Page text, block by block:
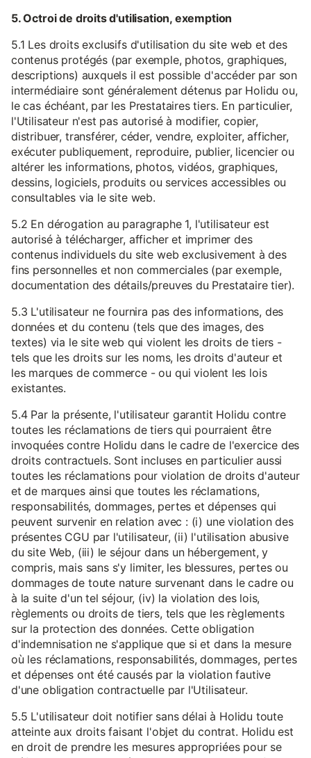
5. Octroi de droits d'utilisation, exemption
5.1 Les droits exclusifs d'utilisation du site web et des
contenus protégés (par exemple, photos, graphiques,
descriptions) auxquels il est possible d'accéder par son
intermédiaire sont généralement détenus par Holidu ou,
le cas échéant, par les Prestataires tiers. En particulier,
l'Utilisateur n'est pas autorisé à modifier, copier,
distribuer, transférer, céder, vendre, exploiter, afficher,
exécuter publiquement, reproduire, publier, licencier ou
altérer les informations, photos, vidéos, graphiques,
dessins, logiciels, produits ou services accessibles ou
consultables via le site web.
5.2 En dérogation au paragraphe 1, l'utilisateur est
autorisé à télécharger, afficher et imprimer des
contenus individuels du site web exclusivement à des
fins personnelles et non commerciales (par exemple,
documentation des détails/preuves du Prestataire tier).
5.3 L'utilisateur ne fournira pas des informations, des
données et du contenu (tels que des images, des
textes) via le site web qui violent les droits de tiers -
tels que les droits sur les noms, les droits d'auteur et
les marques de commerce - ou qui violent les lois
existantes.
5.4 Par la présente, l'utilisateur garantit Holidu contre
toutes les réclamations de tiers qui pourraient être
invoquées contre Holidu dans le cadre de l'exercice des
droits contractuels. Sont incluses en particulier aussi
toutes les réclamations pour violation de droits d'auteur
et de marques ainsi que toutes les réclamations,
responsabilités, dommages, pertes et dépenses qui
peuvent survenir en relation avec : (i) une violation des
présentes CGU par l'utilisateur, (ii) l'utilisation abusive
du site Web, (iii) le séjour dans un hébergement, y
compris, mais sans s'y limiter, les blessures, pertes ou
dommages de toute nature survenant dans le cadre ou
à la suite d'un tel séjour, (iv) la violation des lois,
règlements ou droits de tiers, tels que les règlements
sur la protection des données. Cette obligation
d'indemnisation ne s'applique que si et dans la mesure
où les réclamations, responsabilités, dommages, pertes
et dépenses ont été causés par la violation fautive
d'une obligation contractuelle par l'Utilisateur.
5.5 L'utilisateur doit notifier sans délai à Holidu toute
atteinte aux droits faisant l'objet du contrat. Holidu est
en droit de prendre les mesures appropriées pour se